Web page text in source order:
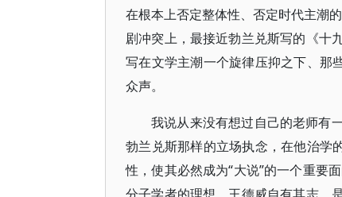
在根本上否定整体性、否定时代主潮
剧冲突上，最接近勃兰兑斯写的《十
写在文学主潮一个旋律压抑之下、那
众声。
我说从来没有想过自己的老师有
勃兰兑斯那样的立场执念，在他治学
性，使其必然成为“大说”的一个重要